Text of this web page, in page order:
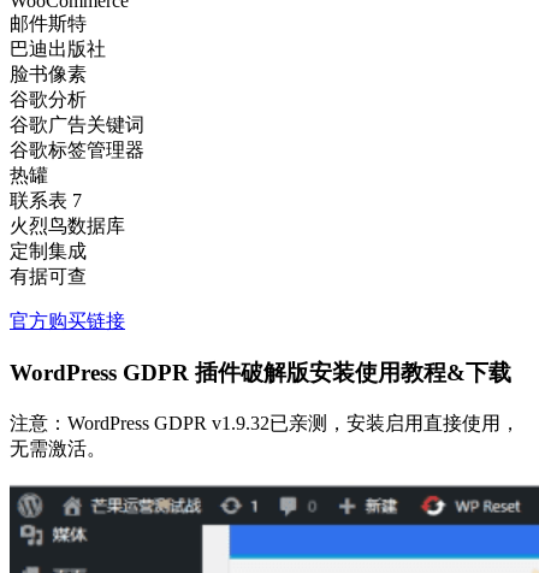
邮件斯特
巴迪出版社
脸书像素
谷歌分析
谷歌广告关键词
谷歌标签管理器
热罐
联系表 7
火烈鸟数据库
定制集成
有据可查
官方购买链接
WordPress GDPR 插件破解版安装使用教程&下载
注意：WordPress GDPR v1.9.32已亲测，安装启用直接使用，
无需激活。